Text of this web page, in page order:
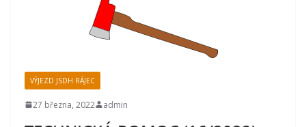
VÝJEZD JSDH RÁJEC
27 března, 2022 admin